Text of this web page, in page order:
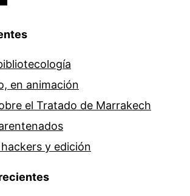
en animación
el Tratado de Marrakech
y edición